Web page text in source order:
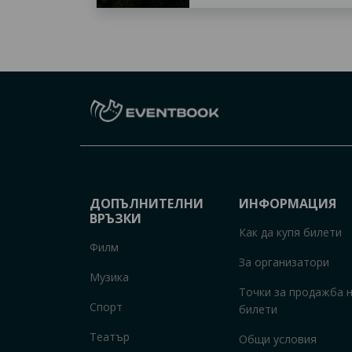
ДОПЪЛНИТЕЛНИ
ВРЪЗКИ
Филм
Музика
Спорт
Театър
ИНФОРМАЦИЯ
Как да купя билети
За организатори
Точки за продажба
билети
Общи условия